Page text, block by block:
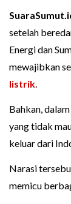
setelah
Energi dan
mewajibkan
listrik.
Bahkan,
yang tidak
keluar dari
Narasi
memicu